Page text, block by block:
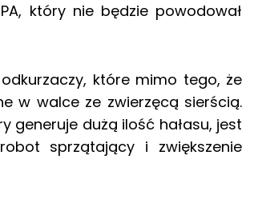
który nie będzie powodował
które mimo tego, że
w walce ze zwierzęcą sierścią.
generuje dużą ilość hałasu, jest
sprzątający i zwiększenie